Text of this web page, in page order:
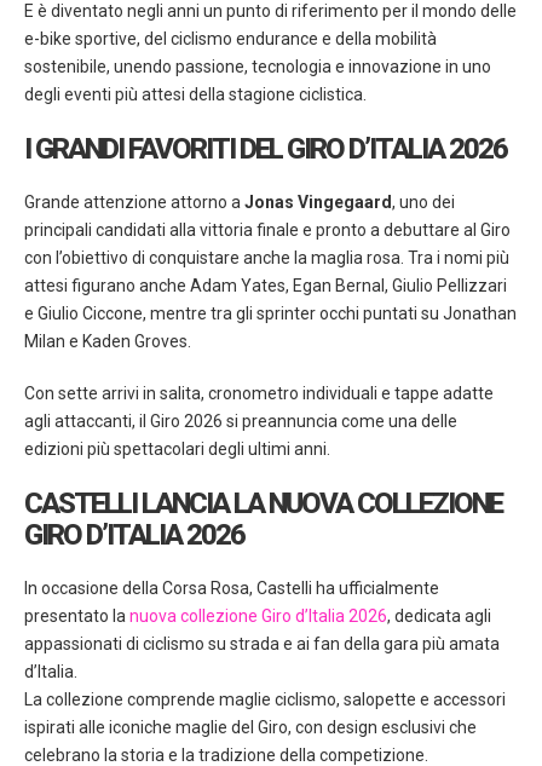
E è diventato negli anni un punto di riferimento per il mondo delle
e-bike sportive, del ciclismo endurance e della mobilità
sostenibile, unendo passione, tecnologia e innovazione in uno
degli eventi più attesi della stagione ciclistica.
I GRANDI FAVORITI DEL GIRO D’ITALIA 2026
Grande attenzione attorno a Jonas Vingegaard, uno dei
principali candidati alla vittoria finale e pronto a debuttare al Giro
con l’obiettivo di conquistare anche la maglia rosa. Tra i nomi più
attesi figurano anche Adam Yates, Egan Bernal, Giulio Pellizzari
e Giulio Ciccone, mentre tra gli sprinter occhi puntati su Jonathan
Milan e Kaden Groves.
Con sette arrivi in salita, cronometro individuali e tappe adatte
agli attaccanti, il Giro 2026 si preannuncia come una delle
edizioni più spettacolari degli ultimi anni.
CASTELLI LANCIA LA NUOVA COLLEZIONE
GIRO D’ITALIA 2026
In occasione della Corsa Rosa, Castelli ha ufficialmente
presentato la nuova collezione Giro d’Italia 2026, dedicata agli
appassionati di ciclismo su strada e ai fan della gara più amata
d’Italia.
La collezione comprende maglie ciclismo, salopette e accessori
ispirati alle iconiche maglie del Giro, con design esclusivi che
celebrano la storia e la tradizione della competizione.